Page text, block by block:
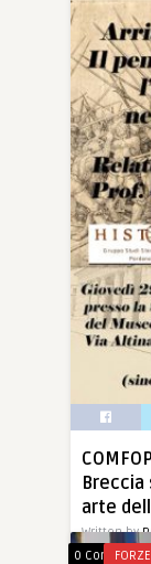
arte
Written by
0 Comments